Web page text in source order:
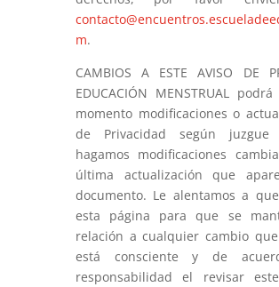
m.
CAMBIOS A ESTE AVISO DE
EDUCACIÓN MENSTRUAL
momento modificaciones o
de Privacidad según juzgue
hagamos modificaciones
última actualización que
documento. Le alentamos a
esta página para que se
relación a cualquier cambio
está consciente y de
responsabilidad el revisar